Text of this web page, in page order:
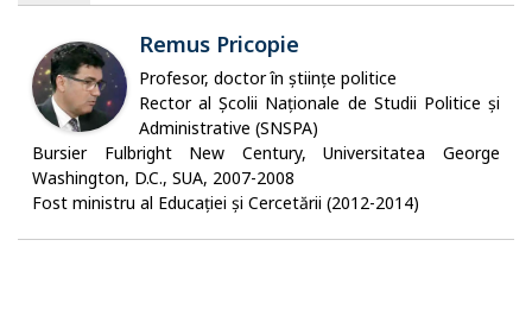
Remus Pricopie
Profesor, doctor în științe politice
Rector al Școlii Naționale de Studii Politice și
Administrative (SNSPA)
Bursier Fulbright New Century, Universitatea George
Washington, D.C., SUA, 2007-2008
Fost ministru al Educației și Cercetării (2012-2014)